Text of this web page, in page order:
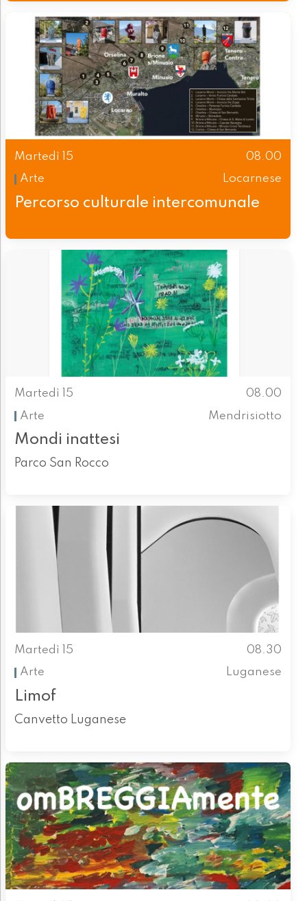
Martedì 15
08.00
Arte
Locarnese
Percorso culturale intercomunale
Martedì 15
08.00
Arte
Mendrisiotto
Mondi inattesi
Parco San Rocco
Martedì 15
08.30
Arte
Luganese
Limof
Canvetto Luganese